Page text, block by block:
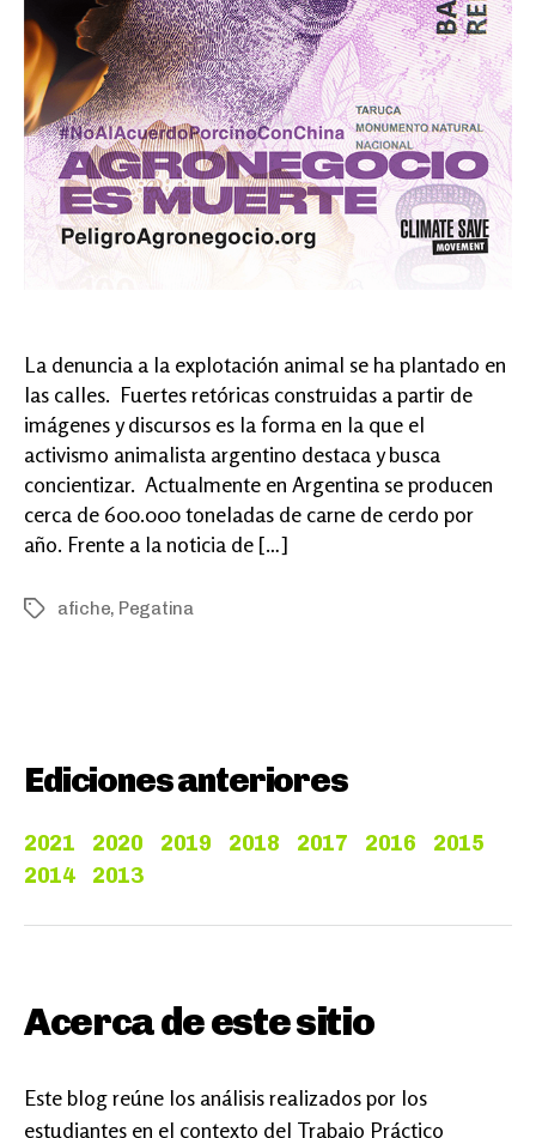
La denuncia a la explotación animal se ha plantado en
las calles. Fuertes retóricas construidas a partir de
imágenes y discursos es la forma en la que el
activismo animalista argentino destaca y busca
concientizar. Actualmente en Argentina se producen
cerca de 600.000 toneladas de carne de cerdo por
año. Frente a la noticia de […]
Tagsafiche, Pegatina
Ediciones anteriores
2021 2020 2019 2018 2017 2016
2015
2014
2013
Acerca de este sitio
Este blog reúne los análisis realizados por los
estudiantes en el contexto del Trabajo Práctico